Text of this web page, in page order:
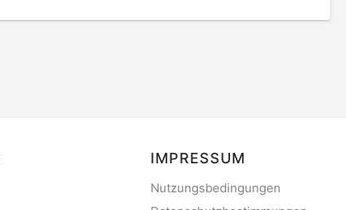
IMPRESSUM
Nutzungsbedingungen